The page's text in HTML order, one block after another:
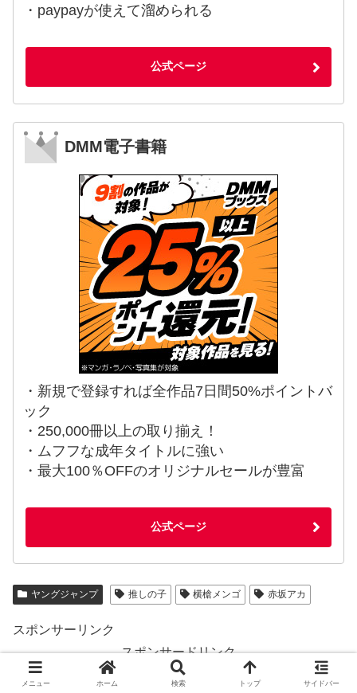
・paypayが使えて溜められる
公式ページ
DMM電子書籍
・新規で登録すれば全作品7日間50%ポイントバ
ック
・250,000冊以上の取り揃え！
・ムフフな成年タイトルに強い
・最大100％OFFのオリジナルセールが豊富
公式ページ
ヤングジャンプ 推しの子 横槍メンゴ 赤坂アカ
スポンサーリンク
スポンサードリンク
メニュー ホーム 検索 トップ サイドバー